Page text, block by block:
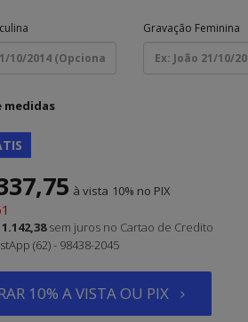
Gravação Feminina
medidas
à vista 10%
1.142,38 sem juros no Cartao de Credito
(62) - 98438-2045
10% A VISTA OU PIX